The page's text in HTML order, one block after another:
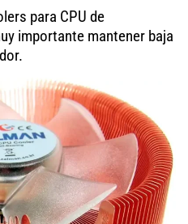
para CPU de
importante mantener baja